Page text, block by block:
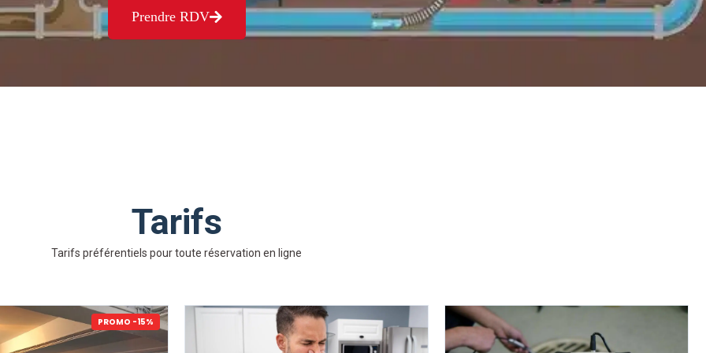
Prendre RDV
Tarifs
Tarifs préférentiels pour toute réservation en ligne
PROMO -15%